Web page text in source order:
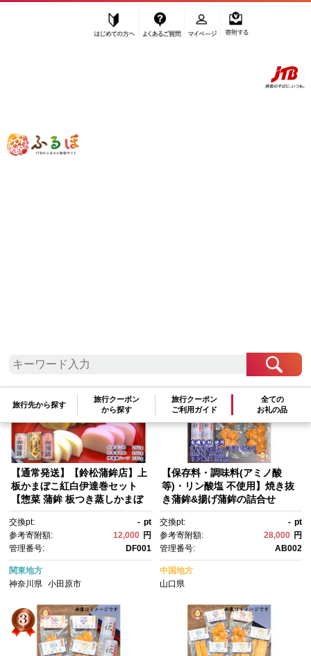
ふるぽ JTBのふるさと納税サイト
旅行先から探す
旅行クーポン
から探す
旅行クーポン
ご利用ガイド
全ての
お礼の品
「ふるさと納税」TOP
かまぼこ・練り製品
参考寄附額順
【通常発送】【鈴松蒲鉾店】上
板かまぼこ紅白伊達巻セット
【惣菜 蒲鉾 板つき蒸しかまぼ
味 卵不使用のかまぼこ 厳選し
た高級な白身魚のグチ 神奈川
県 小田原市 】
交換pt: - pt
参考寄附額:
12,000 円
管理番号:
DF001
関東地方
神奈川県
小田原市
【保存料・調味料(アミノ酸
等)・リン酸塩 不使用】焼き抜
き蒲鉾&揚げ蒲鉾の詰合せ
交換pt: - pt
参考寄附額:
28,000 円
管理番号:
AB002
中国地方
山口県